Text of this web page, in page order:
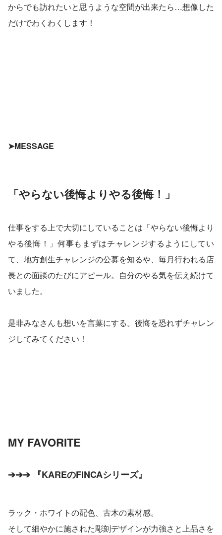
からでも訪れたいと思うような空間が出来たら…想像した
だけでわくわくします！
➤MESSAGE
「やらない後悔よりやる後悔！」
仕事をする上で大切にしていることは「やらない後悔より
やる後悔！」何事もまずはチャレンジするようにしてい
て、地方創生チャレンジの公募を知るや、毎月行われる店
長との面談のたびにアピール。自分のやる気を伝え続けて
いました。
是非みなさんも想いを言葉にする。後悔を恐れずチャレン
ジしてみてください！
MY FAVORITE
➔➔➔ 『KAREのFINCAシリーズ』
ラック・ホワイトの配色、古木の素材感。
そして細やかに施された彫刻デザインが力強さと上品さを